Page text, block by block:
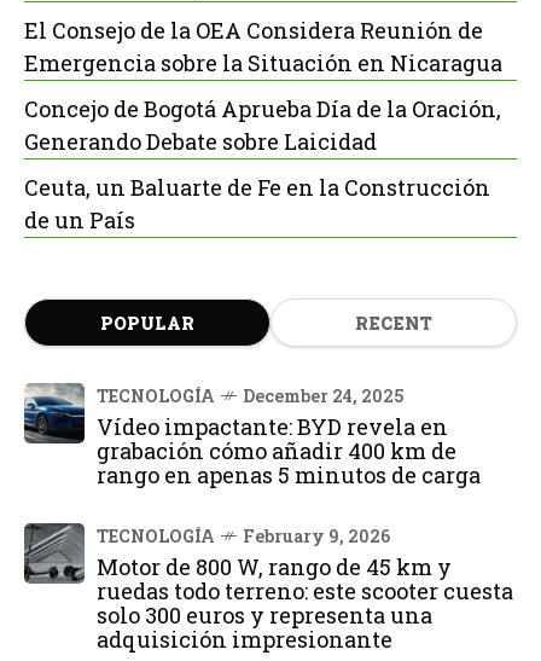
El Consejo de la OEA Considera Reunión de
Emergencia sobre la Situación en Nicaragua
Concejo de Bogotá Aprueba Día de la Oración,
Generando Debate sobre Laicidad
Ceuta, un Baluarte de Fe en la Construcción
de un País
POPULAR RECENT
TECNOLOGÍA December 24, 2025
Vídeo impactante: BYD revela en
grabación cómo añadir 400 km de
rango en apenas 5 minutos de carga
TECNOLOGÍA February 9, 2026
Motor de 800 W, rango de 45 km y
ruedas todo terreno: este scooter cuesta
solo 300 euros y representa una
adquisición impresionante